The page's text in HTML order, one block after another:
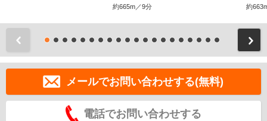
約665m／9分 約
メールでお問い合わせする(無料)
電話でお問い合わせする